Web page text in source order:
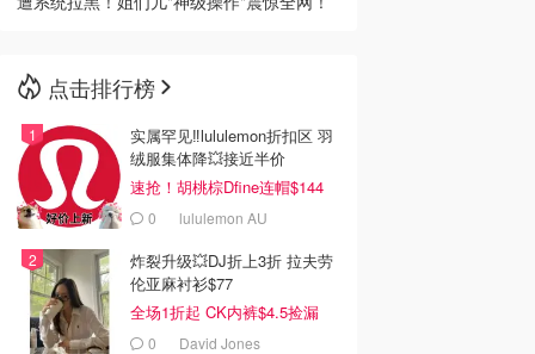
点击排行榜
实属罕见‼️lululemon折扣区 羽
绒服集体降💥接近半价
速抢！胡桃棕Dfine连帽$144
0 lululemon AU
炸裂升级💥DJ折上3折 拉夫劳
伦亚麻衬衫$77
全场1折起 CK内裤$4.5捡漏
0 David Jones